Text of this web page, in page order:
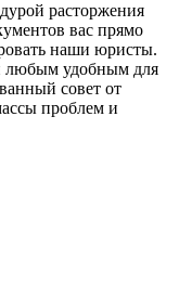
расторжения
вас прямо
наши юристы.
любым удобным для
совет от
проблем и